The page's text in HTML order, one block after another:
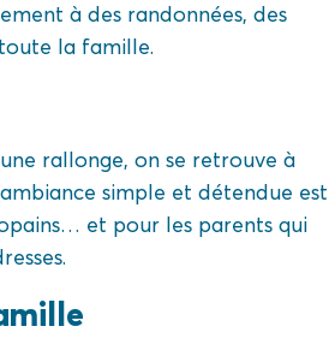
à des randonnées, des
la famille.
rallonge, on se retrouve à
simple et détendue est
et pour les parents qui